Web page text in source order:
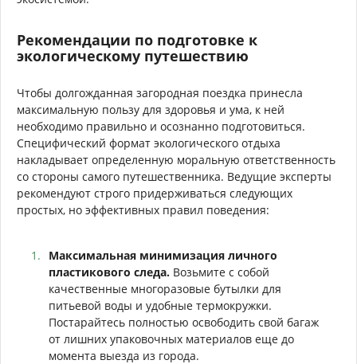
Рекомендации по подготовке к
экологическому путешествию
Чтобы долгожданная загородная поездка принесла
максимальную пользу для здоровья и ума, к ней
необходимо правильно и осознанно подготовиться.
Специфический формат экологического отдыха
накладывает определенную моральную ответственность
со стороны самого путешественника. Ведущие эксперты
рекомендуют строго придерживаться следующих
простых, но эффективных правил поведения:
Максимальная минимизация личного
пластикового следа. Возьмите с собой
качественные многоразовые бутылки для
питьевой воды и удобные термокружки.
Постарайтесь полностью освободить свой багаж
от лишних упаковочных материалов еще до
момента выезда из города.